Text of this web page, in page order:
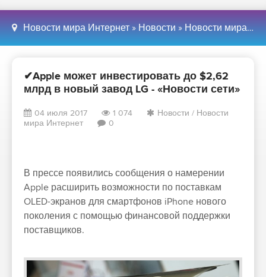
Новости мира Интернет » Новости » Новости мира Интернет
✔Apple может инвестировать до $2,62
млрд в новый завод LG - «Новости сети»
04 июля 2017 1 074 Новости / Новости
мира Интернет
0
В прессе появились сообщения о намерении
Apple расширить возможности по поставкам
OLED-экранов для смартфонов iPhone нового
поколения с помощью финансовой поддержки
поставщиков.